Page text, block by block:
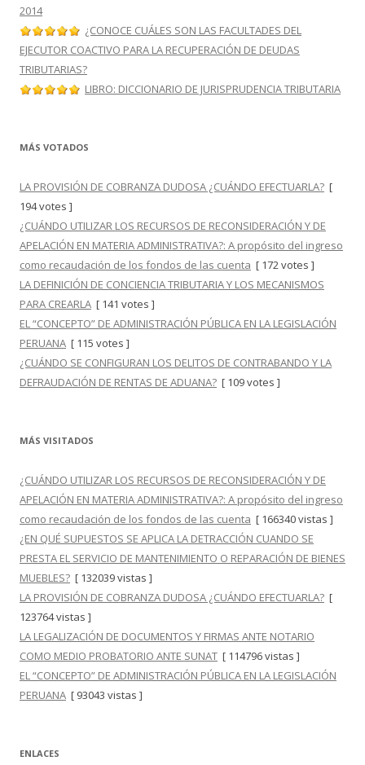
2014
¿CONOCE CUÁLES SON LAS FACULTADES DEL
EJECUTOR COACTIVO PARA LA RECUPERACIÓN DE DEUDAS
TRIBUTARIAS?
LIBRO: DICCIONARIO DE JURISPRUDENCIA TRIBUTARIA
MÁS VOTADOS
LA PROVISIÓN DE COBRANZA DUDOSA ¿CUÁNDO EFECTUARLA? [
194 votes ]
¿CUÁNDO UTILIZAR LOS RECURSOS DE RECONSIDERACIÓN Y DE
APELACIÓN EN MATERIA ADMINISTRATIVA?: A propósito del ingreso
como recaudación de los fondos de las cuenta [ 172 votes ]
LA DEFINICIÓN DE CONCIENCIA TRIBUTARIA Y LOS MECANISMOS
PARA CREARLA [ 141 votes ]
EL “CONCEPTO” DE ADMINISTRACIÓN PÚBLICA EN LA LEGISLACIÓN
PERUANA [ 115 votes ]
¿CUÁNDO SE CONFIGURAN LOS DELITOS DE CONTRABANDO Y LA
DEFRAUDACIÓN DE RENTAS DE ADUANA? [ 109 votes ]
MÁS VISITADOS
¿CUÁNDO UTILIZAR LOS RECURSOS DE RECONSIDERACIÓN Y DE
APELACIÓN EN MATERIA ADMINISTRATIVA?: A propósito del ingreso
como recaudación de los fondos de las cuenta [ 166340 vistas ]
¿EN QUÉ SUPUESTOS SE APLICA LA DETRACCIÓN CUANDO SE
PRESTA EL SERVICIO DE MANTENIMIENTO O REPARACIÓN DE BIENES
MUEBLES? [ 132039 vistas ]
LA PROVISIÓN DE COBRANZA DUDOSA ¿CUÁNDO EFECTUARLA? [
123764 vistas ]
LA LEGALIZACIÓN DE DOCUMENTOS Y FIRMAS ANTE NOTARIO
COMO MEDIO PROBATORIO ANTE SUNAT [ 114796 vistas ]
EL “CONCEPTO” DE ADMINISTRACIÓN PÚBLICA EN LA LEGISLACIÓN
PERUANA [ 93043 vistas ]
ENLACES